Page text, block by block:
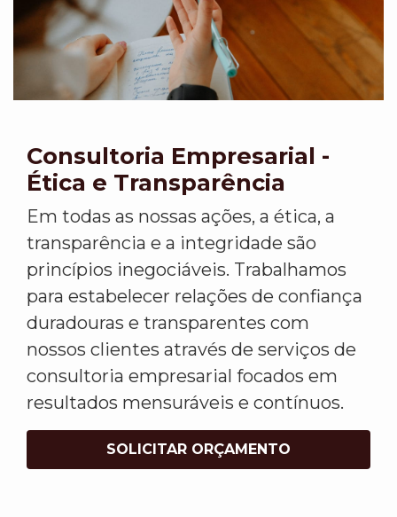
Consultoria Empresarial -
Ética e Transparência
Em todas as nossas ações, a ética, a
transparência e a integridade são
princípios inegociáveis. Trabalhamos
para estabelecer relações de confiança
duradouras e transparentes com
nossos clientes através de serviços de
consultoria empresarial focados em
resultados mensuráveis e contínuos.
SOLICITAR ORÇAMENTO